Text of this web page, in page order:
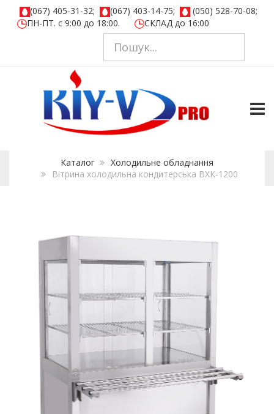
(067) 405-31-32; (067) 403-14-75;
(050) 528-70-08;
ПН-ПТ. с 9:00 до 18:00.
СКЛАД до 16:00
Каталог
Холодильне обладнання
Вітрина холодильна кондитерська ВХК-1200